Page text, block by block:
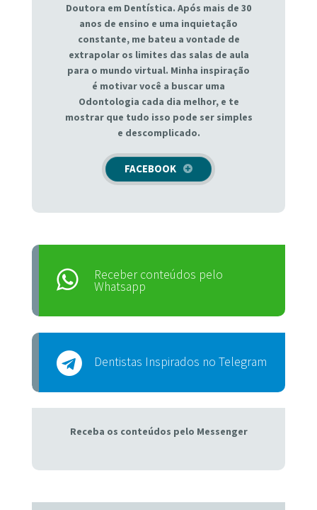
Doutora em Dentística. Após mais de 30
anos de ensino e uma inquietação
constante, me bateu a vontade de
extrapolar os limites das salas de aula
para o mundo virtual. Minha inspiração
é motivar você a buscar uma
Odontologia cada dia melhor, e te
mostrar que tudo isso pode ser simples
e descomplicado.
FACEBOOK
Receber conteúdos pelo
Whatsapp
Dentistas Inspirados no Telegram
Receba os conteúdos pelo Messenger